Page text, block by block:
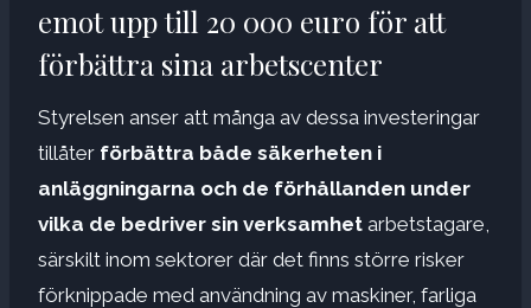
emot upp till 20 000 euro för att
förbättra sina arbetscenter
Styrelsen anser att många av dessa investeringar
tillåter förbättra både säkerheten i
anläggningarna och de förhållanden under
vilka de bedriver sin verksamhet arbetstagare,
särskilt inom sektorer där det finns större risker
förknippade med användning av maskiner, farliga